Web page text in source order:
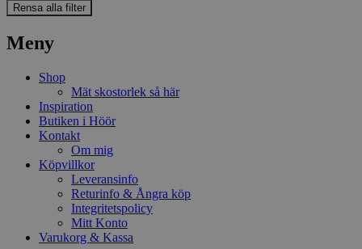
Rensa alla filter
Meny
Shop
Mät skostorlek så här
Inspiration
Butiken i Höör
Kontakt
Om mig
Köpvillkor
Leveransinfo
Returinfo & Ångra köp
Integritetspolicy
Mitt Konto
Varukorg & Kassa